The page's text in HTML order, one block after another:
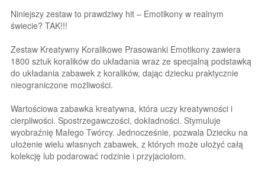
Niniejszy zestaw to prawdziwy hit – Emotikony w realnym
świecie? TAK!!!
Zestaw Kreatywny Koralikowe Prasowanki Emotikony zawiera
1800 sztuk koralików do układania wraz ze specjalną podstawką
do układania zabawek z koralików, dając dziecku praktycznie
nieograniczone możliwości.
Wartościowa zabawka kreatywna, która uczy kreatywności i
cierpliwości. Spostrzegawczości, dokładności. Stymuluje
wyobraźnię Małego Twórcy. Jednocześnie, pozwala Dziecku na
ułożenie wielu własnych zabawek, z których może ułożyć całą
kolekcję lub podarować rodzinie i przyjaciołom.